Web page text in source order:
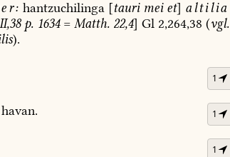
hantzuchilinga [taurimeiet] altilia
p.1634= Matth.22,4] Gl2,264,38 (vgl.
).
1
1
havan.
1